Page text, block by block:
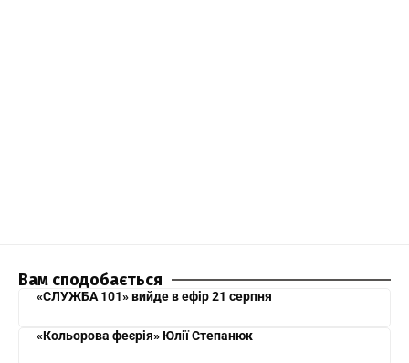
Вам сподобається
«СЛУЖБА 101» вийде в ефір 21 серпня
«Кольорова феєрія» Юлії Степанюк